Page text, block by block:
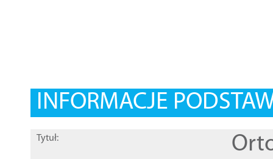
INFORMACJE
Tytuł: